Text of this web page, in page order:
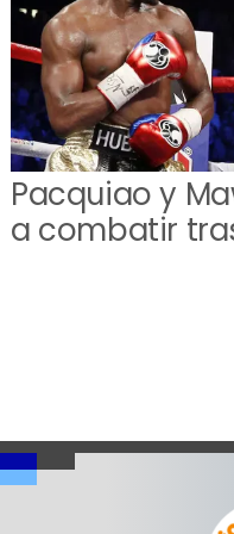
Pacquiao y
a combatir